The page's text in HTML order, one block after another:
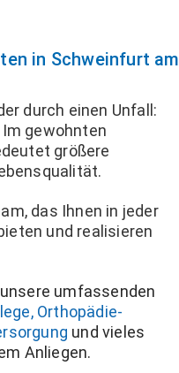
in Schweinfurt am
durch einen Unfall:
gewohnten
größere
das Ihnen in jeder
und realisieren
umfassenden
Orthopädie-
und vieles
Anliegen.